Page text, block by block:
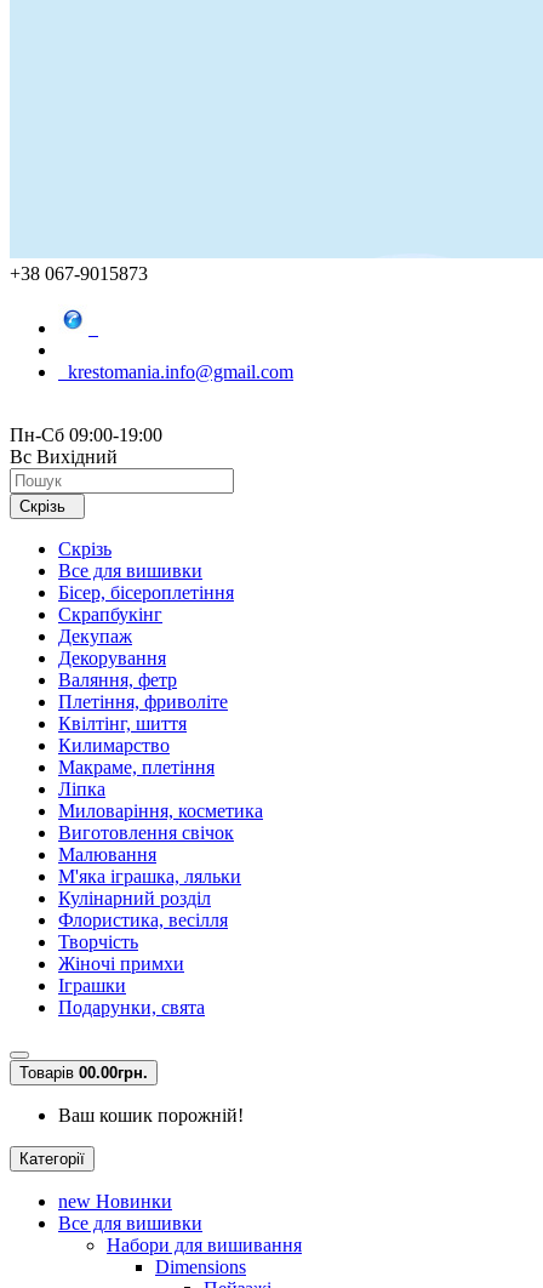
+38 067-9015873
krestomania.info@gmail.com
Пн-Сб 09:00-19:00
Вс Вихідний
Скрізь
Скрізь
Все для вишивки
Бісер, бісероплетіння
Скрапбукінг
Декупаж
Декорування
Валяння, фетр
Плетіння, фриволіте
Квілтінг, шиття
Килимарство
Макраме, плетіння
Ліпка
Миловаріння, косметика
Виготовлення свічок
Малювання
М'яка іграшка, ляльки
Кулінарний розділ
Флористика, весілля
Творчість
Жіночі примхи
Іграшки
Подарунки, свята
Товарів 00.00грн.
Ваш кошик порожній!
Категорії
new Новинки
Все для вишивки
Набори для вишивання
Dimensions